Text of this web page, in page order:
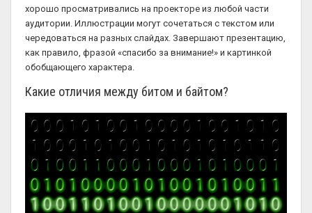
хорошо просматривались на проекторе из любой части
аудитории. Иллюстрации могут сочетаться с текстом или
чередоваться на разных слайдах. Завершают презентацию,
как правило, фразой «спасибо за внимание!» и картинкой
обобщающего характера.
Какие отличия между битом и байтом?